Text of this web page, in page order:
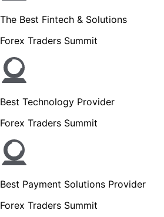
The Best Fintech & Solutions
Forex Traders Summit
Best Technology Provider
Forex Traders Summit
Best Payment Solutions Provider
Forex Traders Summit